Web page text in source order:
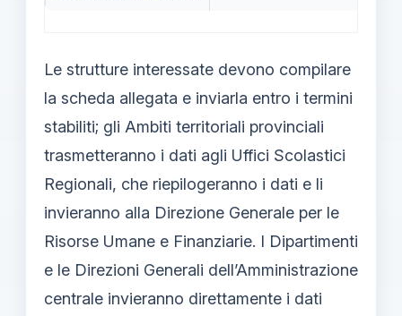
Le strutture interessate devono compilare
la scheda allegata e inviarla entro i termini
stabiliti; gli Ambiti territoriali provinciali
trasmetteranno i dati agli Uffici Scolastici
Regionali, che riepilogeranno i dati e li
invieranno alla Direzione Generale per le
Risorse Umane e Finanziarie. I Dipartimenti
e le Direzioni Generali dell’Amministrazione
centrale invieranno direttamente i dati